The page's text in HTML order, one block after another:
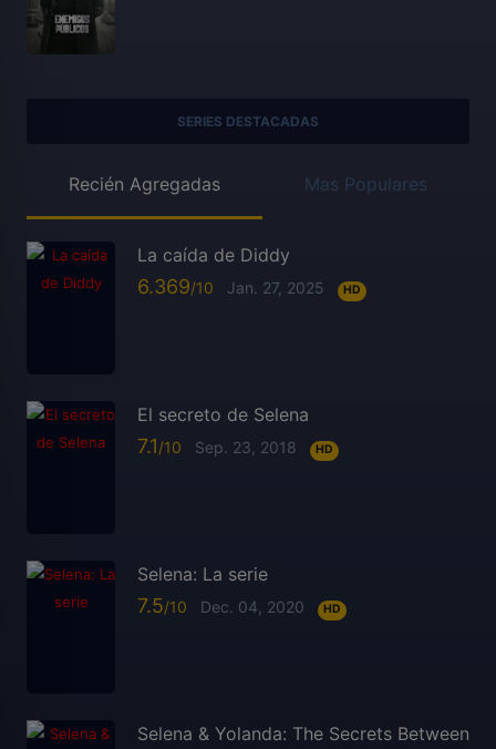
SERIES DESTACADAS
Recién Agregadas Mas Populares
La caída de Diddy
6.369 Jan. 27, 2025 HD
El secreto de Selena
7.1 Sep. 23, 2018 HD
Selena: La serie
7.5 Dec. 04, 2020 HD
Selena & Yolanda: The Secrets Between